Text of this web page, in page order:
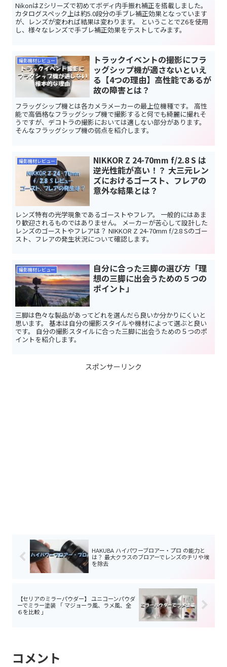
NikonはZシリーズで初めてボディ内手振れ補正を搭載しました。
カタログスペック上は約5.0段分の手ブレ補正効果となっています
が、レンズが変われば結果は変わります。 ということでZ6を使用
し、様々なレンズで手ブレ補正効果をテストしてみます。
撮影機材レビュー
トラックイベントの撮影にフラ
ッグシップ機が適さないといえ
る【4つの理由】高性能であるが
故の障害とは？
フラッグシップ機とは各カメラメーカーの最上位機種です。 高性
能で高価格なフラッグシップ機で撮影すると何でも綺麗に撮れそ
うですが、デコトラの撮影においては適しない部分があります。
そんなフラッグシップ機の弱点を紹介します。
撮影機材レビュー
NIKKOR Z 24-70mm f/2.8 S は
逆光性能が高い！？ 大三元レン
ズにおけるゴースト、フレアの
意外な結果とは？
レンズ特有の光学現象であるゴーストやフレア。 一般的にはあま
り歓迎されるものではありません。 メーカーが苦心して設計した
レンズのゴーストやフレアは？ NIKKOR Z 24-70mm f/2.8 Sのゴー
スト、フレアの発生状況について確認します。
撮影機材レビュー
自分に合った三脚の選び方「理
想の三脚に出会うための５つの
ポイント」
三脚は色々な製品があってどれを選んだら良いか分かりにくいと
思います。 基本は自分の撮影スタイルや機材によって選ぶと良い
です。 自分の撮影スタイルに合った三脚に出会うための５つのポ
イントを紹介します。
スポンサーリンク
HAKUBA ハイパワーブロアー・プロ の能力と
は？ 最大クラスのブロアーでレンズのチリや埃
を除去
【セリアのミラーパウダー】 ユニコーンパウダ
ーでミラー塗装 「 マジョーラ風、ラメ風、全
６を比較 」
コメント